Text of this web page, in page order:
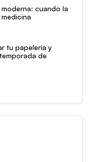
cuando la
tu papelería y
de